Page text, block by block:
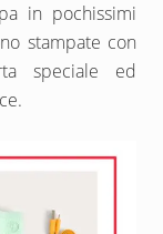
in pochissimi
stampate con
speciale ed